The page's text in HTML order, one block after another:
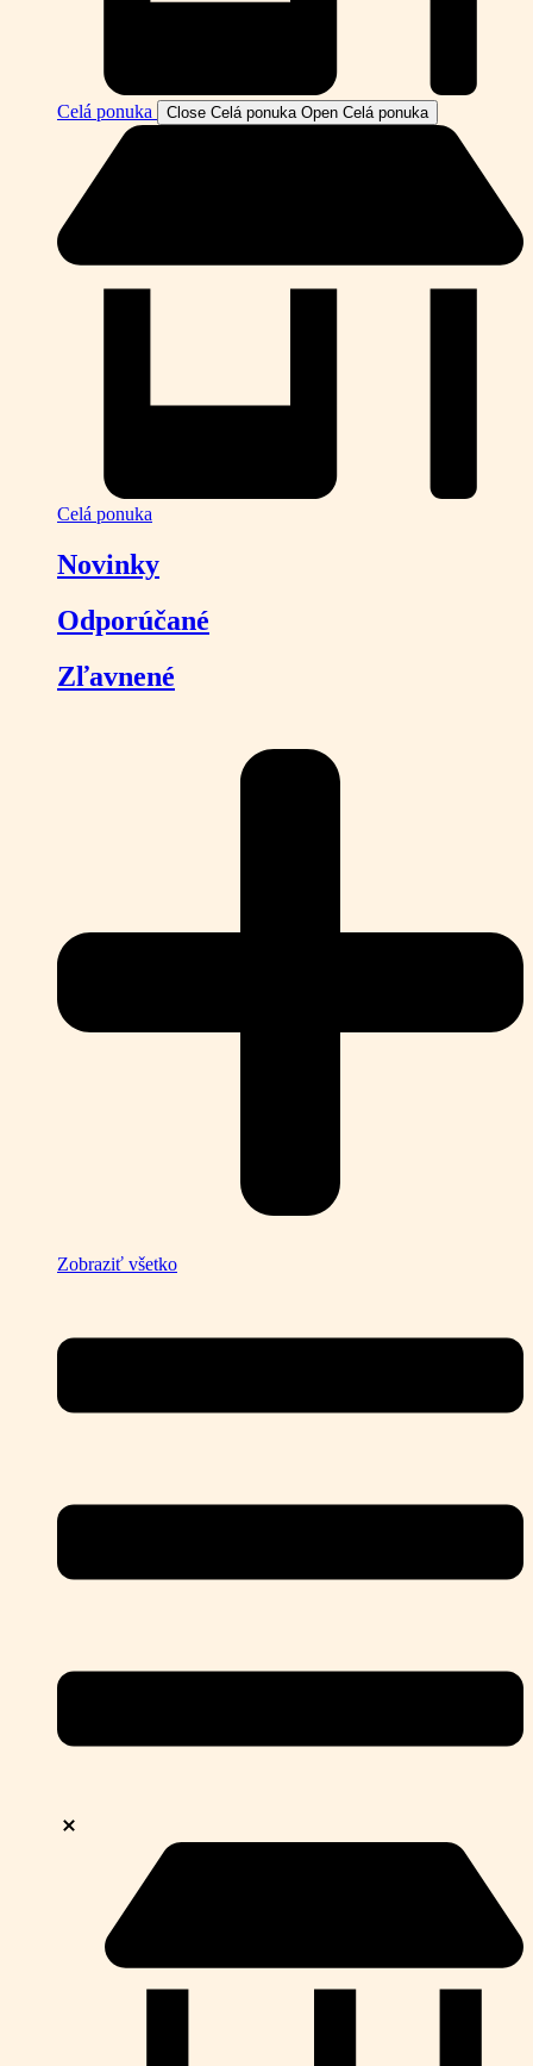
Celá ponuka Close Celá ponuka Open Celá ponuka
Celá ponuka
Novinky
Odporúčané
Zľavnené
Zobraziť všetko